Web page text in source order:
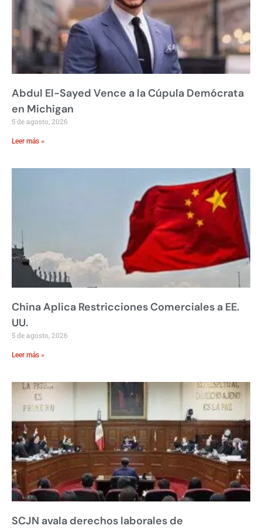
Abdul El-Sayed Vence a la Cúpula Demócrata
en Michigan
5 de agosto, 2026
Leer más »
China Aplica Restricciones Comerciales a EE.
UU.
5 de agosto, 2026
Leer más »
SCJN avala derechos laborales de